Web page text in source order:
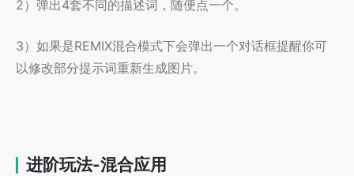
2）弹出4套不同的描述词，随便点一个。
3）如果是REMIX混合模式下会弹出一个对话框提醒你可
以修改部分提示词重新生成图片。
进阶玩法-混合应用